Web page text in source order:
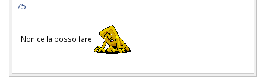
75
Non ce la posso fare